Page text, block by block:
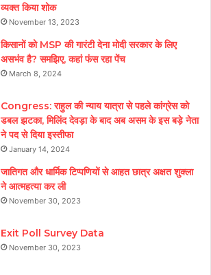
व्यक्त किया शोक
November 13, 2023
किसानों को MSP की गारंटी देना मोदी सरकार के लिए
असभंव है? समझिए, कहां फंस रहा पेंच
March 8, 2024
Congress: राहुल की न्याय यात्रा से पहले कांग्रेस को
डबल झटका, मिलिंद देवड़ा के बाद अब असम के इस बड़े नेता
ने पद से दिया इस्तीफा
January 14, 2024
जातिगत और धार्मिक टिप्पणियों से आहत छात्र अक्षत शुक्ला
ने आत्महत्या कर ली
November 30, 2023
Exit Poll Survey Data
November 30, 2023